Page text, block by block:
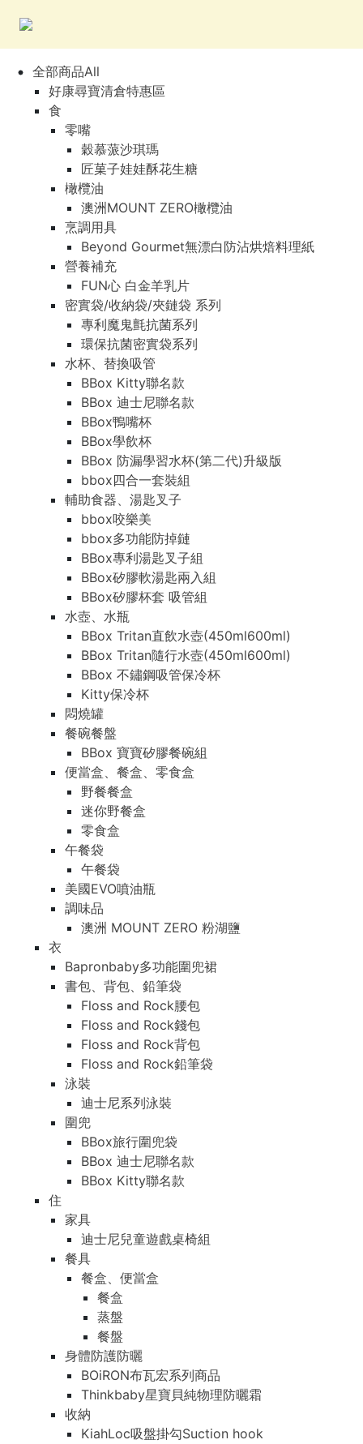
全部商品All
好康尋寶清倉特惠區
食
零嘴
穀慕蒎沙琪瑪
匠菓子娃娃酥花生糖
橄欖油
澳洲MOUNT ZERO橄欖油
烹調用具
Beyond Gourmet無漂白防沾烘焙料理紙
營養補充
FUN心 白金羊乳片
密實袋/收納袋/夾鏈袋 系列
專利魔鬼氈抗菌系列
環保抗菌密實袋系列
水杯、替換吸管
BBox Kitty聯名款
BBox 迪士尼聯名款
BBox鴨嘴杯
BBox學飲杯
BBox 防漏學習水杯(第二代)升級版
bbox四合一套裝組
輔助食器、湯匙叉子
bbox咬樂美
bbox多功能防掉鏈
BBox專利湯匙叉子組
BBox矽膠軟湯匙兩入組
BBox矽膠杯套 吸管組
水壺、水瓶
BBox Tritan直飲水壺(450ml600ml)
BBox Tritan隨行水壺(450ml600ml)
BBox 不鏽鋼吸管保冷杯
Kitty保冷杯
悶燒罐
餐碗餐盤
BBox 寶寶矽膠餐碗組
便當盒、餐盒、零食盒
野餐餐盒
迷你野餐盒
零食盒
午餐袋
午餐袋
美國EVO噴油瓶
調味品
澳洲 MOUNT ZERO 粉湖鹽
衣
Bapronbaby多功能圍兜裙
書包、背包、鉛筆袋
Floss and Rock腰包
Floss and Rock錢包
Floss and Rock背包
Floss and Rock鉛筆袋
泳裝
迪士尼系列泳裝
圍兜
BBox旅行圍兜袋
BBox 迪士尼聯名款
BBox Kitty聯名款
住
家具
迪士尼兒童遊戲桌椅組
餐具
餐盒、便當盒
餐盒
蒸盤
餐盤
身體防護防曬
BOiRON布瓦宏系列商品
Thinkbaby星寶貝純物理防曬霜
收納
KiahLoc吸盤掛勾Suction hook